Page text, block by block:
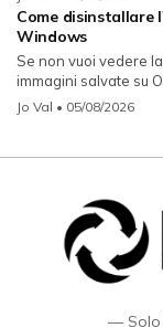
Come disinstallare
Windows
Se non vuoi vedere
immagini salvate su
Jo Val • 05/08/2026
— Solo